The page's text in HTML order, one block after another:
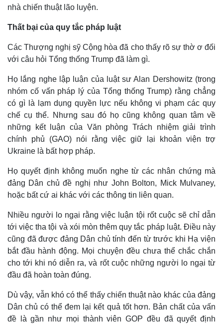
Bất động sản
Khởi nghiệp
Giá vàng
Tiêu dùng
Tỷ giá
Chứng khoán
Giá cà phê
nhà chiến thuật lão luyện.
Thất bại của quy tắc pháp luật
Các Thượng nghị sỹ Cộng hòa đã cho thấy rõ sự thờ ơ đối
với câu hỏi Tổng thống Trump đã làm gì.
Họ lắng nghe lập luận của luật sư Alan Dershowitz (trong
nhóm cố vấn pháp lý của Tổng thống Trump) rằng chẳng
có gì là lạm dụng quyền lực nếu không vi phạm các quy
chế cụ thể. Nhưng sau đó họ cũng không quan tâm về
những kết luận của Văn phòng Trách nhiệm giải trình
chính phủ (GAO) nói rằng việc giữ lại khoản viện trợ
Ukraine là bất hợp pháp.
Họ quyết định không muốn nghe từ các nhân chứng mà
đảng Dân chủ đề nghị như John Bolton, Mick Mulvaney,
hoặc bất cứ ai khác với các thông tin liên quan.
Nhiều người lo ngại rằng việc luận tội rốt cuộc sẽ chỉ dẫn
tới việc tha tội và xói mòn thêm quy tắc pháp luật. Điều này
cũng đã được đảng Dân chủ tính đến từ trước khi Hạ viện
bắt đầu hành động. Mọi chuyện đều chưa thể chắc chắn
cho tới khi nó diễn ra, và rốt cuộc những người lo ngại từ
đầu đã hoàn toàn đúng.
Dù vậy, vẫn khó có thể thấy chiến thuật nào khác của đảng
Dân chủ có thể đem lại kết quả tốt hơn. Bản chất của vấn
đề là gần như mọi thành viên GOP đều đã quyết định